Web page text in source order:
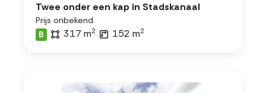
Twee onder een kap in Stadskanaal
Prijs onbekend
B
317 m2 152 m2